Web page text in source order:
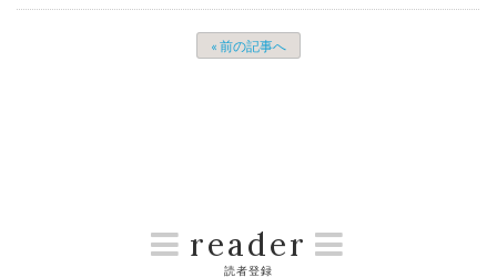
« 前の記事へ
reader
読者登録